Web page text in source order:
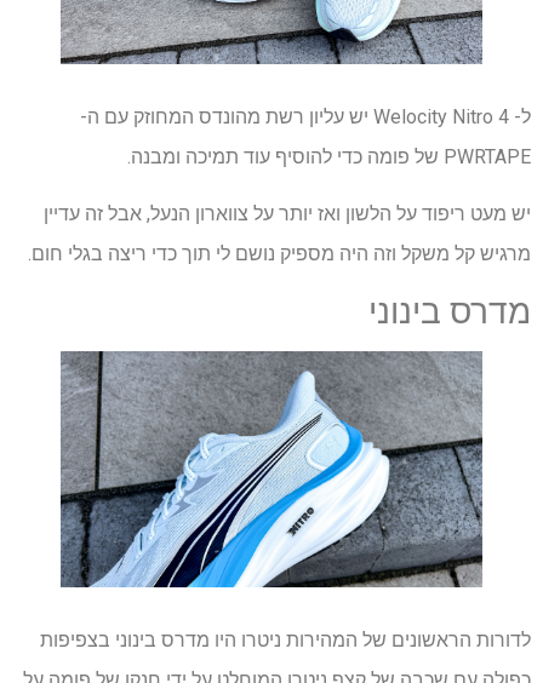
ל- Welocity Nitro 4 יש עליון רשת מהונדס המחוזק עם ה-
PWRTAPE של פומה כדי להוסיף עוד תמיכה ומבנה.
יש מעט ריפוד על הלשון ואז יותר על צווארון הנעל, אבל זה עדיין
מרגיש קל משקל וזה היה מספיק נושם לי תוך כדי ריצה בגלי חום.
מדרס בינוני
לדורות הראשונים של המהירות ניטרו היו מדרס בינוני בצפיפות